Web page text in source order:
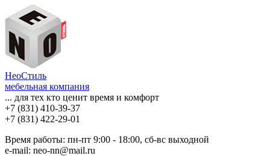
НеоСтиль
мебельная компания
... для тех кто ценит время и комфорт
+7 (831) 410-39-37
+7 (831) 422-29-01
Время работы: пн-пт 9:00 - 18:00, сб-вс выходной
e-mail: neo-nn@mail.ru